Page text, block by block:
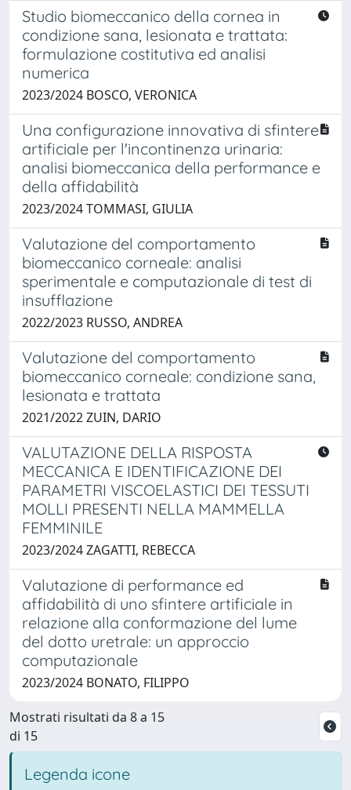
Studio biomeccanico della cornea in
condizione sana, lesionata e trattata:
formulazione costitutiva ed analisi
numerica
2023/2024 BOSCO, VERONICA
Una configurazione innovativa di sfintere
artificiale per l'incontinenza urinaria:
analisi biomeccanica della performance e
della affidabilità
2023/2024 TOMMASI, GIULIA
Valutazione del comportamento
biomeccanico corneale: analisi
sperimentale e computazionale di test di
insufflazione
2022/2023 RUSSO, ANDREA
Valutazione del comportamento
biomeccanico corneale: condizione sana,
lesionata e trattata
2021/2022 ZUIN, DARIO
VALUTAZIONE DELLA RISPOSTA
MECCANICA E IDENTIFICAZIONE DEI
PARAMETRI VISCOELASTICI DEI TESSUTI
MOLLI PRESENTI NELLA MAMMELLA
FEMMINILE
2023/2024 ZAGATTI, REBECCA
Valutazione di performance ed
affidabilità di uno sfintere artificiale in
relazione alla conformazione del lume
del dotto uretrale: un approccio
computazionale
2023/2024 BONATO, FILIPPO
Mostrati risultati da 8 a 15
di 15
Legenda icone